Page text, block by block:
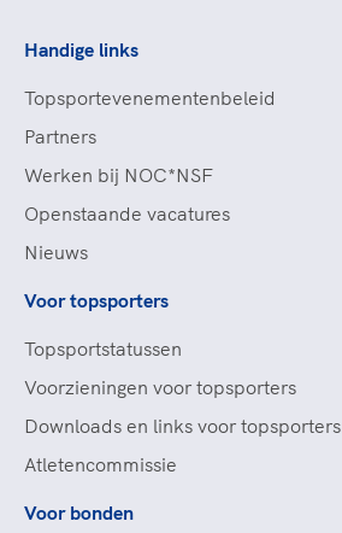
Handige links
Topsportevenementenbeleid
Partners
Werken bij NOC*NSF
Openstaande vacatures
Nieuws
Voor topsporters
Topsportstatussen
Voorzieningen voor topsporters
Downloads en links voor topsporters
Atletencommissie
Voor bonden